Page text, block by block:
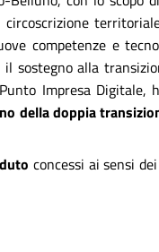
competenze e
sostegno alla
Impresa Digitale,
della doppia
concessi ai sensi